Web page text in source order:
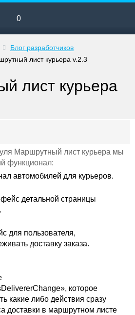
0
Блог разработчиков
лист курьера v.2.3
лист курьера
Маршрутный лист курьера мы
функционал:
автомобилей для курьеров.
детальной страницы
для пользователя,
доставку заказа.
которое
какие либо действия сразу
доставки в маршрутном листе